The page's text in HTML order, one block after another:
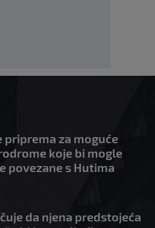
priprema za moguće
koje bi mogle
povezane s Hutima
da njena predstojeća